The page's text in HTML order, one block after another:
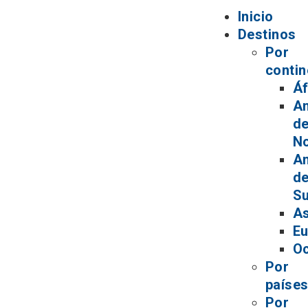
Inicio
Destinos
Por
Por
países
Por